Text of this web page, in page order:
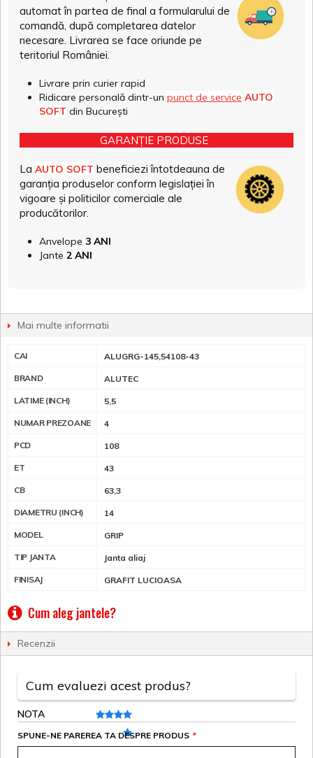
automat în partea de final a formularului de
comandă, după completarea datelor
necesare. Livrarea se face oriunde pe
teritoriul României.
Livrare prin curier rapid
Ridicare personală dintr-un punct de service AUTO
SOFT din București
GARANȚIE PRODUSE
La AUTO SOFT beneficiezi întotdeauna de
garanția produselor conform legislației în
vigoare și politicilor comerciale ale
producătorilor.
Anvelope 3 ANI
Jante 2 ANI
Mai multe informatii
CAI ALUGRG-145,54108-43
BRAND ALUTEC
LATIME (INCH) 5,5
NUMAR PREZOANE 4
PCD 108
ET 43
CB 63,3
DIAMETRU (INCH) 14
MODEL GRIP
TIP JANTA Janta aliaj
FINISAJ GRAFIT LUCIOASA
Cum aleg jantele?
Recenzii
Cum evaluezi acest produs?
NOTA
*
SPUNE-NE PAREREA TA DESPRE PRODUS